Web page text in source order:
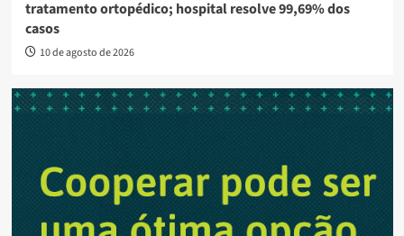
tratamento ortopédico; hospital resolve 99,69% dos
casos
10 de agosto de 2026